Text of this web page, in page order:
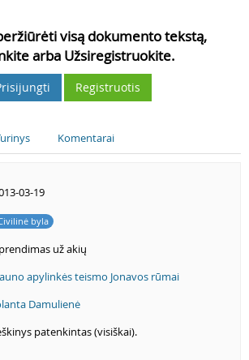
visą dokumento tekstą,
arba Užsiregistruokite.
Registruotis
Komentarai
03-19
byla
už akių
apylinkės teismo Jonavos rūmai
Damulienė
patenkintas (visiškai).